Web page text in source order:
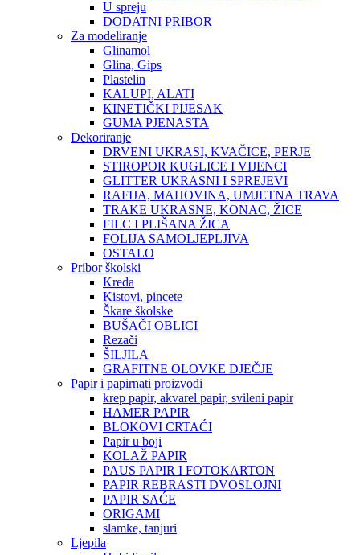
U spreju
DODATNI PRIBOR
Za modeliranje
Glinamol
Glina, Gips
Plastelin
KALUPI, ALATI
KINETIČKI PIJESAK
GUMA PJENASTA
Dekoriranje
DRVENI UKRASI, KVAČICE, PERJE
STIROPOR KUGLICE I VIJENCI
GLITTER UKRASNI I SPREJEVI
RAFIJA, MAHOVINA, UMJETNA TRAVA
TRAKE UKRASNE, KONAC, ŽICE
FILC I PLIŠANA ŽICA
FOLIJA SAMOLJEPLJIVA
OSTALO
Pribor školski
Kreda
Kistovi, pincete
Škare školske
BUŠAČI OBLICI
Rezači
ŠILJILA
GRAFITNE OLOVKE DJEČJE
Papir i papirnati proizvodi
krep papir, akvarel papir, svileni papir
HAMER PAPIR
BLOKOVI CRTAĆI
Papir u boji
KOLAŽ PAPIR
PAUS PAPIR I FOTOKARTON
PAPIR REBRASTI DVOSLOJNI
PAPIR SAĆE
ORIGAMI
slamke, tanjuri
Ljepila